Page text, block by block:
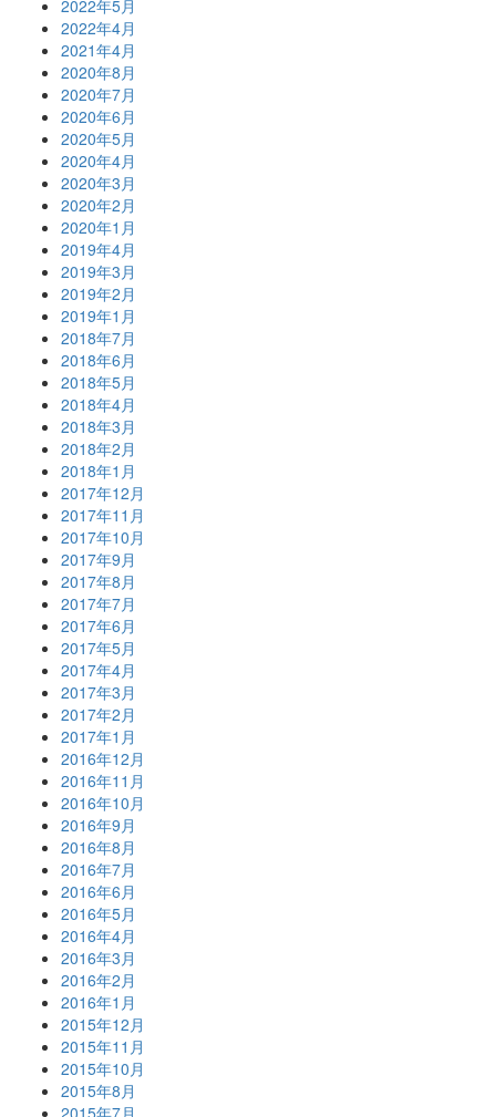
2022年5月
2022年4月
2021年4月
2020年8月
2020年7月
2020年6月
2020年5月
2020年4月
2020年3月
2020年2月
2020年1月
2019年4月
2019年3月
2019年2月
2019年1月
2018年7月
2018年6月
2018年5月
2018年4月
2018年3月
2018年2月
2018年1月
2017年12月
2017年11月
2017年10月
2017年9月
2017年8月
2017年7月
2017年6月
2017年5月
2017年4月
2017年3月
2017年2月
2017年1月
2016年12月
2016年11月
2016年10月
2016年9月
2016年8月
2016年7月
2016年6月
2016年5月
2016年4月
2016年3月
2016年2月
2016年1月
2015年12月
2015年11月
2015年10月
2015年8月
2015年7月